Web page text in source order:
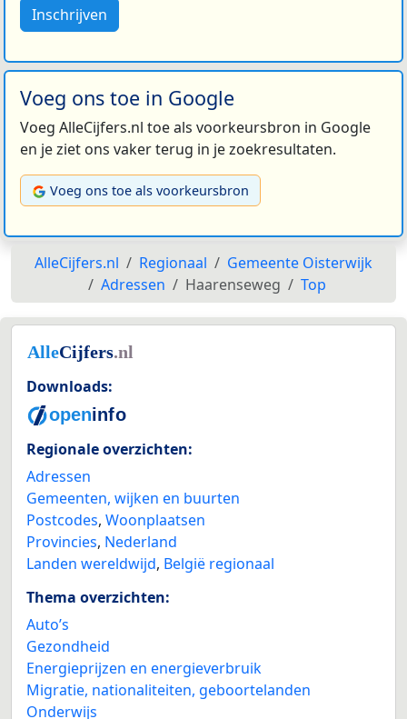
Inschrijven
Voeg ons toe in Google
Voeg AlleCijfers.nl toe als voorkeursbron in Google
en je ziet ons vaker terug in je zoekresultaten.
Voeg ons toe als voorkeursbron
AlleCijfers.nl Regionaal
Gemeente Oisterwijk
Adressen
Haarenseweg Top
Downloads:
Regionale overzichten:
Adressen
Gemeenten, wijken en buurten
Postcodes, Woonplaatsen
Provincies, Nederland
Landen wereldwijd, België regionaal
Thema overzichten:
Auto’s
Gezondheid
Energieprijzen en energieverbruik
Migratie, nationaliteiten, geboortelanden
Onderwijs